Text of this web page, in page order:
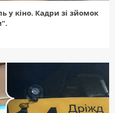
у кіно. Кадри зі зйомок